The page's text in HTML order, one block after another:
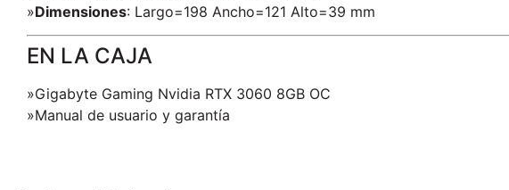
»Dimensiones: Largo=198 Ancho=121 Alto=39 mm
EN LA CAJA
»Gigabyte Gaming Nvidia RTX 3060 8GB OC
»Manual de usuario y garantía